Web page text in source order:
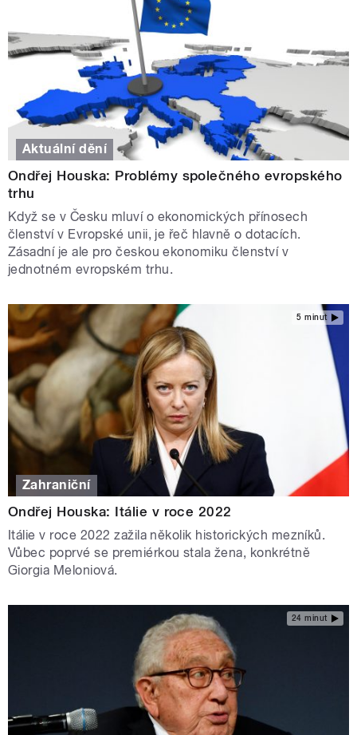
Aktuální dění
Ondřej Houska: Problémy společného evropského
trhu
Když se v Česku mluví o ekonomických přínosech
členství v Evropské unii, je řeč hlavně o dotacích.
Zásadní je ale pro českou ekonomiku členství v
jednotném evropském trhu.
5 minut
Zahraniční
Ondřej Houska: Itálie v roce 2022
Itálie v roce 2022 zažila několik historických mezníků.
Vůbec poprvé se premiérkou stala žena, konkrétně
Giorgia Meloniová.
24 minut